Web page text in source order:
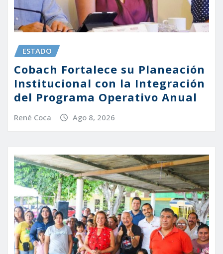
ESTADO
Cobach Fortalece su Planeación
Institucional con la Integración
del Programa Operativo Anual
René Coca Ago 8, 2026